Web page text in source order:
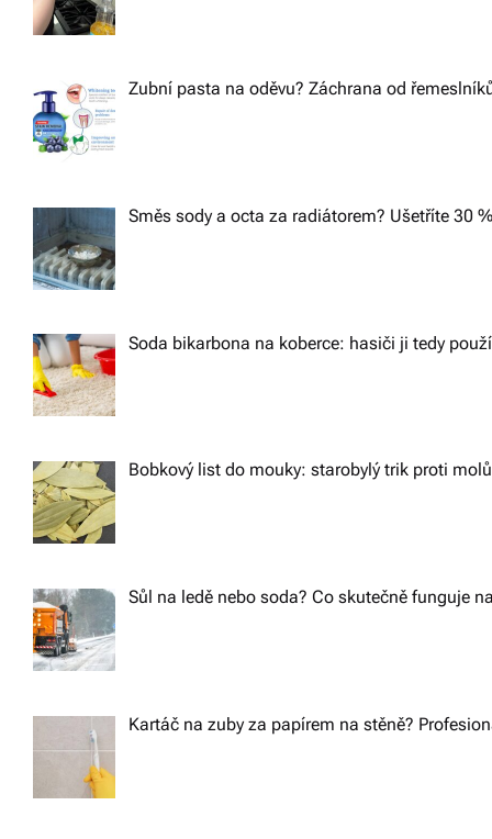
Zubní pasta na oděvu? Záchrana od
Směs sody a octa za radiátorem? Ušetříte 30
Soda bikarbona na koberce: hasiči ji tedy
Bobkový list do mouky: starobylý trik proti
Sůl na ledě nebo soda? Co skutečně funguje
Kartáč na zuby za papírem na stěně?